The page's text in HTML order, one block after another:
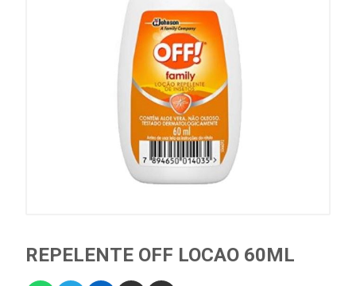
REPELENTE OFF LOCAO 60ML